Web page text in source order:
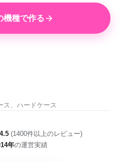
機種で作る
ス、ハードケース
4.5 (1400件以上のレビュー)
14年の運営実績